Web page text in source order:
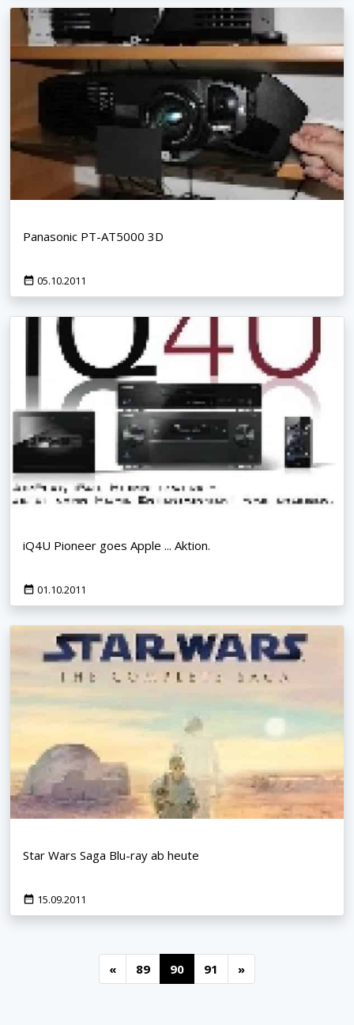
Panasonic PT-AT5000 3D
05.10.2011
iQ4U Pioneer goes Apple ... Aktion.
01.10.2011
Star Wars Saga Blu-ray ab heute
15.09.2011
« 89 90 91 »